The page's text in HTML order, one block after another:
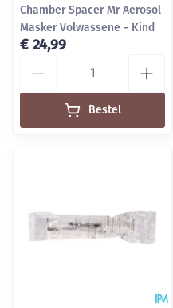
Chamber Spacer Mr Aerosol
Masker Volwassene - Kind
€ 24,99
Bestel